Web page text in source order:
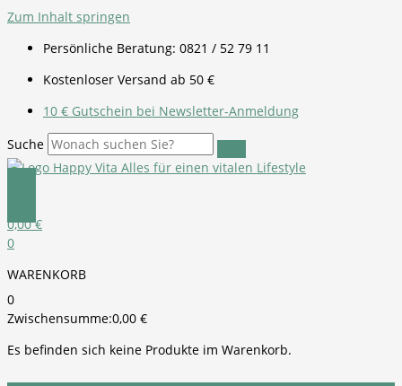
Zum Inhalt springen
Persönliche Beratung: 0821 / 52 79 11
Kostenloser Versand ab 50 €
10 € Gutschein bei Newsletter-Anmeldung
Suche
0,00€
0
WARENKORB
0
Zwischensumme:0,00 €
Es befinden sich keine Produkte im Warenkorb.